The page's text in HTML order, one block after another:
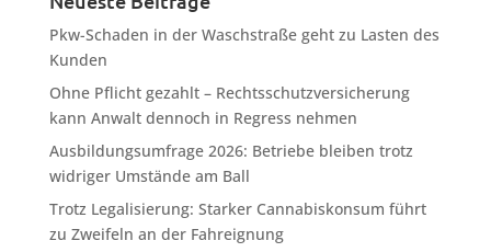
Pkw-Schaden in der Waschstraße geht zu Lasten des
Kunden
Ohne Pflicht gezahlt – Rechtsschutzversicherung
kann Anwalt dennoch in Regress nehmen
Ausbildungsumfrage 2026: Betriebe bleiben trotz
widriger Umstände am Ball
Trotz Legalisierung: Starker Cannabiskonsum führt
zu Zweifeln an der Fahreignung